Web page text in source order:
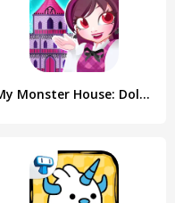
My Monster House: Doll Games